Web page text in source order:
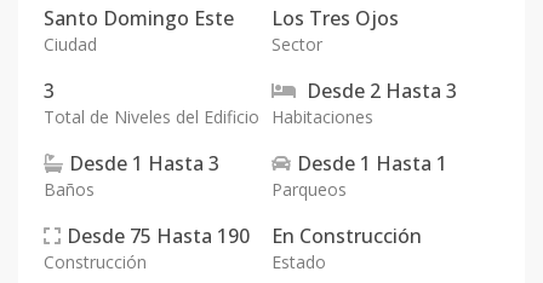
Santo Domingo Este
Ciudad
Los Tres Ojos
Sector
3
Total de Niveles del Edificio
Desde 2 Hasta 3
Habitaciones
Desde 1 Hasta 3
Baños
Desde 1 Hasta 1
Parqueos
Desde 75 Hasta 190
Construcción
En Construcción
Estado